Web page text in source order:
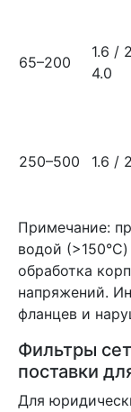
65–200
1.6 /
4.0
250–500 1.6 /
Примечание:
водой
обработка
напряжений.
фланцев и
Фильтры
поставки
Для